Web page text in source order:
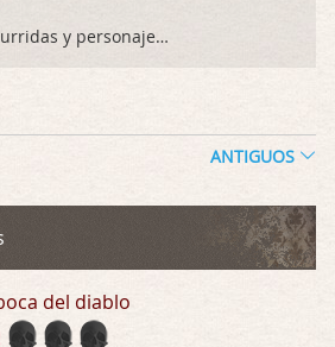
Pues eso: muertes aburridas y personajes p …
ANTIGUOS
del diablo